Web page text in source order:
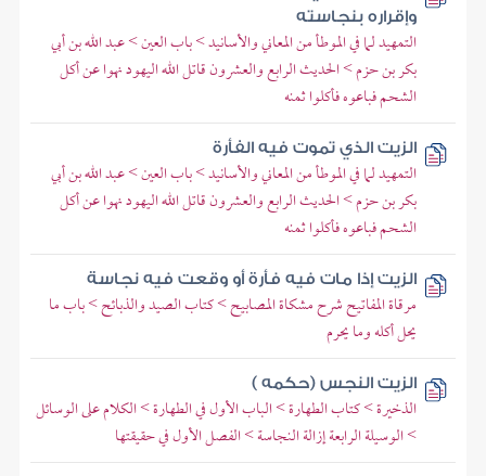
وإقراره بنجاسته
التمهيد لما في الموطأ من المعاني والأسانيد > باب العين > عبد الله بن أبي
بكر بن حزم > الحديث الرابع والعشرون قاتل الله اليهود نهوا عن أكل
الشحم فباعوه فأكلوا ثمنه
الزيت الذي تموت فيه الفأرة
التمهيد لما في الموطأ من المعاني والأسانيد > باب العين > عبد الله بن أبي
بكر بن حزم > الحديث الرابع والعشرون قاتل الله اليهود نهوا عن أكل
الشحم فباعوه فأكلوا ثمنه
الزيت إذا مات فيه فأرة أو وقعت فيه نجاسة
مرقاة المفاتيح شرح مشكاة المصابيح > كتاب الصيد والذبائح > باب ما
يحل أكله وما يحرم
الزيت النجس (حكمه )
الذخيرة > كتاب الطهارة > الباب الأول في الطهارة > الكلام على الوسائل
> الوسيلة الرابعة إزالة النجاسة > الفصل الأول في حقيقتها